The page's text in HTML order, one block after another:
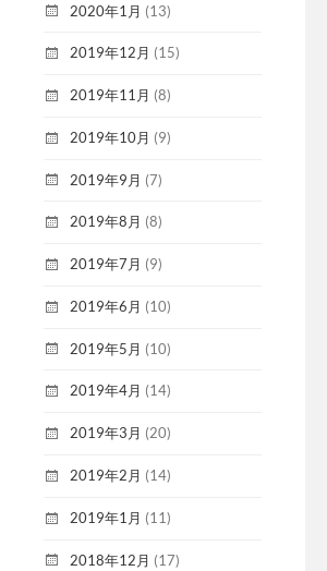
2020年1月 (13)
2019年12月 (15)
2019年11月 (8)
2019年10月 (9)
2019年9月 (7)
2019年8月 (8)
2019年7月 (9)
2019年6月 (10)
2019年5月 (10)
2019年4月 (14)
2019年3月 (20)
2019年2月 (14)
2019年1月 (11)
2018年12月 (17)